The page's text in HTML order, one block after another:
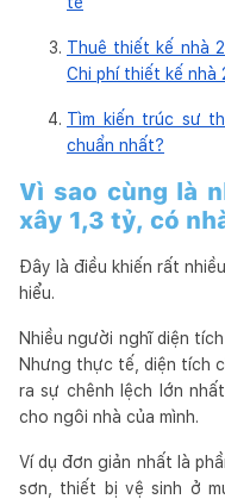
Thuê thiết kế nhà
Chi phí thiết kế
Tìm kiến trúc sư
chuẩn nhất?
Vì sao cùng là
xây 1,3 tỷ, có
Đây là điều khiến rất
hiểu.
Nhiều người nghĩ diện
Nhưng thực tế, diện tích
ra sự chênh lệch lớn
cho ngôi nhà của mình.
Ví dụ đơn giản nhất là
sơn, thiết bị vệ sinh ở